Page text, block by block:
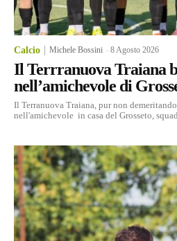
Calcio Michele Bossini -8 Agosto 2026
Il Terrranuova Traiana
nell’amichevole di
Il Terranuova Traiana, pur non
nell'amichevole in casa del Grosseto,